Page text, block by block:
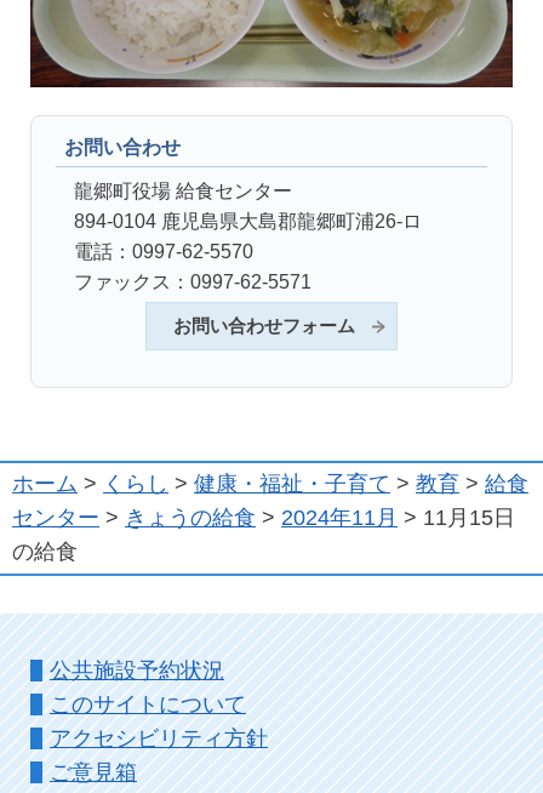
お問い合わせ
龍郷町役場 給食センター
894-0104 鹿児島県大島郡龍郷町浦26-ロ
電話：0997-62-5570
ファックス：0997-62-5571
お問い合わせフォーム
ホーム > くらし > 健康・福祉・子育て > 教育 > 給食
センター > きょうの給食 > 2024年11月 > 11月15日
の給食
公共施設予約状況
このサイトについて
アクセシビリティ方針
ご意見箱